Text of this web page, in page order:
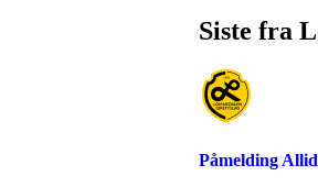
Siste fra
Påmelding